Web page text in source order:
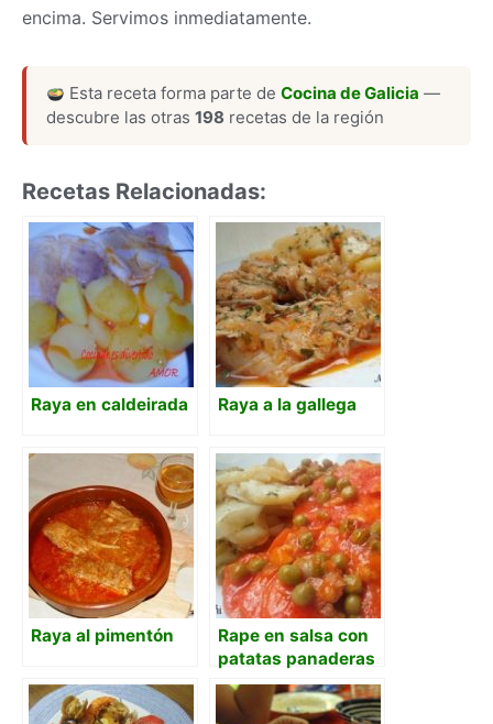
encima. Servimos inmediatamente.
Esta receta forma parte deCocina de Galicia —
descubre las otras 198 recetas de la región
Recetas Relacionadas:
Raya en caldeirada Raya a la gallega
Raya al pimentón
Rape en salsa con
patatas panaderas